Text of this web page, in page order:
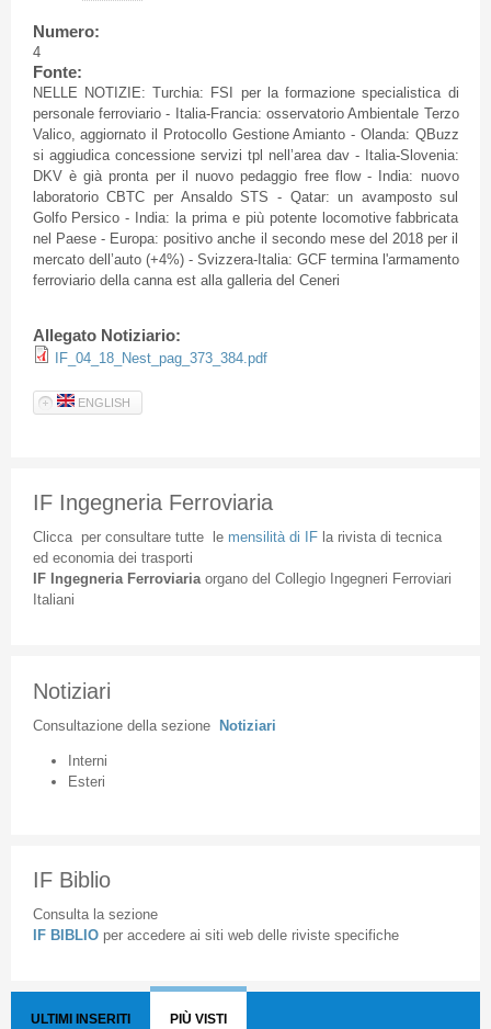
Numero:
4
Fonte:
NELLE NOTIZIE: Turchia: FSI per la formazione specialistica di
personale ferroviario - Italia-Francia: osservatorio Ambientale Terzo
Valico, aggiornato il Protocollo Gestione Amianto - Olanda: QBuzz
si aggiudica concessione servizi tpl nell’area dav - Italia-Slovenia:
DKV è già pronta per il nuovo pedaggio free flow - India: nuovo
laboratorio CBTC per Ansaldo STS - Qatar: un avamposto sul
Golfo Persico - India: la prima e più potente locomotive fabbricata
nel Paese - Europa: positivo anche il secondo mese del 2018 per il
mercato dell’auto (+4%) - Svizzera-Italia: GCF termina l'armamento
ferroviario della canna est alla galleria del Ceneri
Allegato Notiziario:
IF_04_18_Nest_pag_373_384.pdf
ENGLISH
IF Ingegneria Ferroviaria
Cliccaper consultare tuttele mensilità di IFla rivista di tecnica
ed economia dei trasporti
IF Ingegneria Ferroviaria organodel Collegio Ingegneri Ferroviari
Italiani
Notiziari
Consultazione della sezione Notiziari
Interni
Esteri
IF Biblio
Consulta la sezione
IF BIBLIO per accedere ai siti web delle riviste specifiche
ULTIMI INSERITI PIÙ VISTI